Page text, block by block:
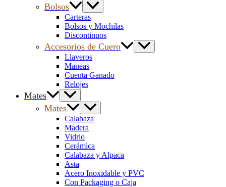
Bolsos
Carteras
Bolsos y Mochilas
Discontinuos
Accesorios de Cuero
Llaveros
Maneas
Cuenta Ganado
Relojes
Mates
Mates
Calabaza
Madera
Vidrio
Cerámica
Calabaza y Alpaca
Asta
Acero Inoxidable y PVC
Con Packaging o Caja